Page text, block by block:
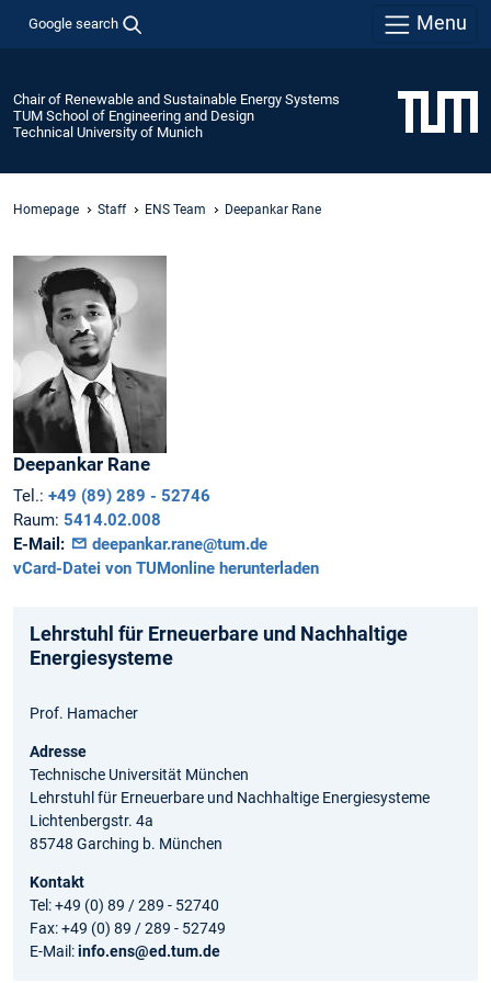
Google search Menu
Chair of Renewable and Sustainable Energy Systems
TUM School of Engineering and Design
Technical University of Munich
Homepage Staff ENS Team Deepankar Rane
Deepankar Rane
Tel.: +49 (89) 289 - 52746
Raum: 5414.02.008
E-Mail:
deepankar.rane@tum.de
vCard-Datei von TUMonline herunterladen
Lehrstuhl für Erneuerbare und Nachhaltige
Energiesysteme
Prof. Hamacher
Adresse
Technische Universität München
Lehrstuhl für Erneuerbare und Nachhaltige Energiesysteme
Lichtenbergstr. 4a
85748 Garching b. München
Kontakt
Tel: +49 (0) 89 / 289 - 52740
Fax: +49 (0) 89 / 289 - 52749
E-Mail:info.ens@ed.tum.de